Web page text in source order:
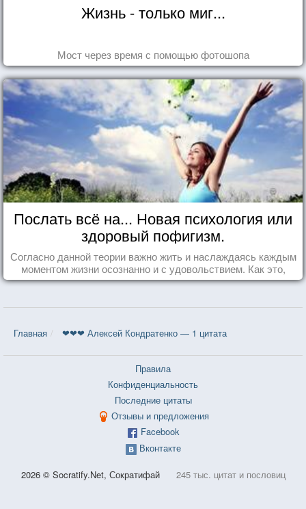
Жизнь - только миг...
Мост через время с помощью фотошопа
Послать всё на... Новая психология или
здоровый пофигизм.
Согласно данной теории важно жить и наслаждаясь каждым
моментом жизни осознанно и с удовольствием. Как это,
попробуем разобраться на реальных примерах.
Главная ❤❤❤ Алексей Кондратенко — 1 цитата
Правила
Конфиденциальность
Последние цитаты
Отзывы и предложения
Facebook
Вконтакте
2026 © Socratify.Net, Сократифай 245 тыс. цитат и пословиц